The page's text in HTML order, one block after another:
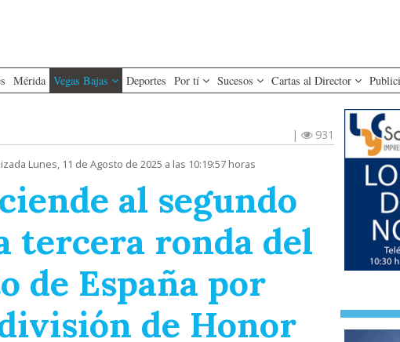
Mérida Vegas Bajas Deportes Por tí Sucesos Cartas al Director
|
931
Lunes, 11 de Agosto de 2025 a las 10:19:57 horas
al segundo
tercera ronda del
de España por
de Honor